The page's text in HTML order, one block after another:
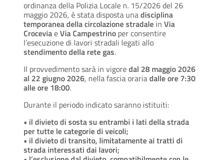
ordinanza della Polizia Locale n. 15/2026 del 26
maggio 2026, è stata disposta unadisciplina
temporanea della circolazione stradale in Via
CroceviaeVia Campestrino per consentire
l’esecuzione di lavori stradali legati allo
stendimento della rete gas.
Il provvedimento sarà in vigoredal 28 maggio 2026
al 22 giugno 2026, nella fascia orariadalle ore 7:30
alle ore 18:00.
Durante il periodo indicato saranno istituiti:
• il divieto di sosta su entrambi i lati della strada
per tutte le categorie di veicoli;
• il divieto di transito, limitatamente ai tratti di
strada interessati dai lavori;